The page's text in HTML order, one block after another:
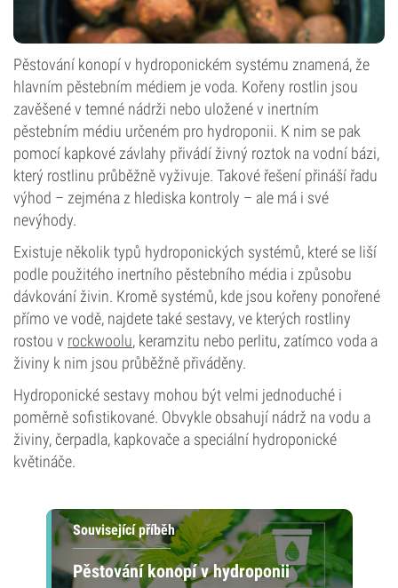
Pěstování konopí v hydroponickém systému znamená, že
hlavním pěstebním médiem je voda. Kořeny rostlin jsou
zavěšené v temné nádrži nebo uložené v inertním
pěstebním médiu určeném pro hydroponii. K nim se pak
pomocí kapkové závlahy přivádí živný roztok na vodní bázi,
který rostlinu průběžně vyživuje. Takové řešení přináší řadu
výhod – zejména z hlediska kontroly – ale má i své
nevýhody.
Existuje několik typů hydroponických systémů, které se liší
podle použitého inertního pěstebního média i způsobu
dávkování živin. Kromě systémů, kde jsou kořeny ponořené
přímo ve vodě, najdete také sestavy, ve kterých rostliny
rostou v rockwoolu, keramzitu nebo perlitu, zatímco voda a
živiny k nim jsou průběžně přiváděny.
Hydroponické sestavy mohou být velmi jednoduché i
poměrně sofistikované. Obvykle obsahují nádrž na vodu a
živiny, čerpadla, kapkovače a speciální hydroponické
květináče.
Související příběh
Pěstování konopí v hydroponii